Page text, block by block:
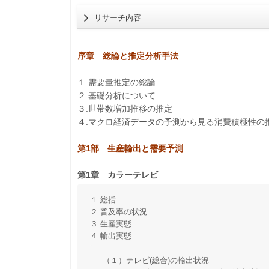
リサーチ内容
序章 総論と推定分析手法
１.需要量推定の総論
２.基礎分析について
３.世帯数増加推移の推定
４.マクロ経済データの予測から見る消費積極性の
第1部 生産輸出と需要予測
第1章 カラーテレビ
１.総括
２.普及率の状況
３.生産実態
４.輸出実態
（１）テレビ(総合)の輸出状況